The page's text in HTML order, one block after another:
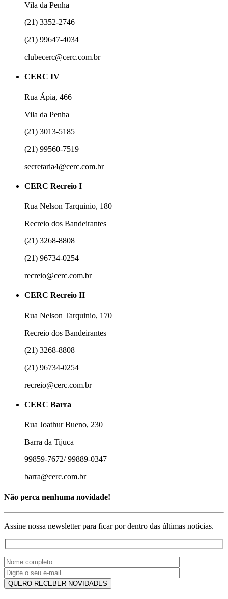
Vila da Penha
(21) 3352-2746
(21) 99647-4034
clubecerc@cerc.com.br
CERC IV
Rua Ápia, 466
Vila da Penha
(21) 3013-5185
(21) 99560-7519
secretaria4@cerc.com.br
CERC Recreio I
Rua Nelson Tarquinio, 180
Recreio dos Bandeirantes
(21) 3268-8808
(21) 96734-0254
recreio@cerc.com.br
CERC Recreio II
Rua Nelson Tarquinio, 170
Recreio dos Bandeirantes
(21) 3268-8808
(21) 96734-0254
recreio@cerc.com.br
CERC Barra
Rua Joathur Bueno, 230
Barra da Tijuca
99859-7672/ 99889-0347
barra@cerc.com.br
Não perca nenhuma novidade!
Assine nossa newsletter para ficar por dentro das últimas notícias.